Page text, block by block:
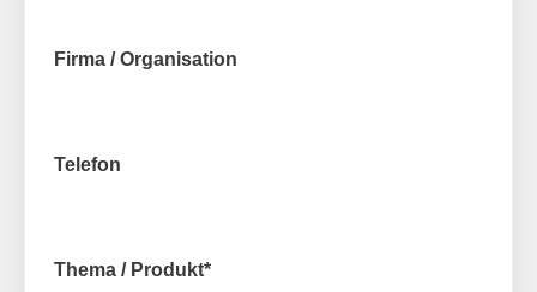
Firma / Organisation
Telefon
Thema / Produkt*